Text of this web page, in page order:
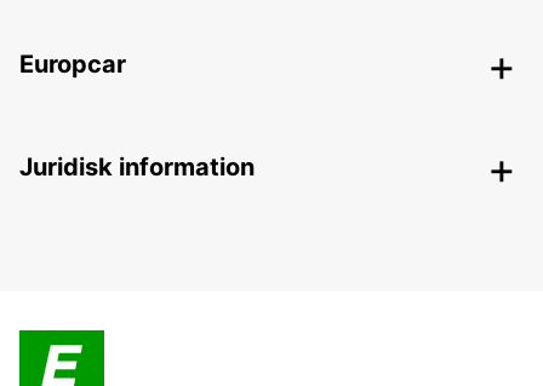
Europcar
Juridisk information